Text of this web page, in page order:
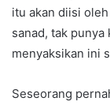
itu akan diisi
sanad, tak punya
menyaksikan ini
Seseorang